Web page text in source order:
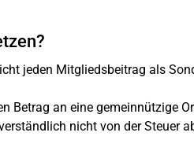
jeden Mitgliedsbeitrag als
Betrag an eine gemeinnützige
nicht von der Steuer